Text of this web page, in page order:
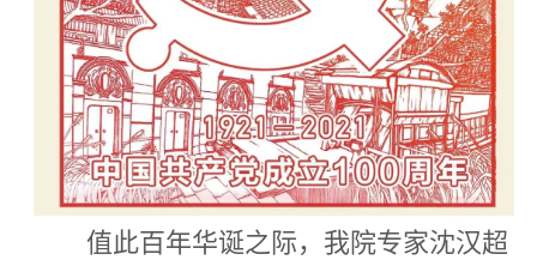
值此百年华诞之际，我院专家沈汉超